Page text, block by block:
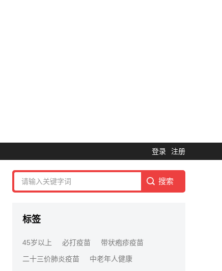
登录 注册
标签
45岁以上 必打疫苗
带状疱疹疫苗
二十三价肺炎疫苗
中老年人健康